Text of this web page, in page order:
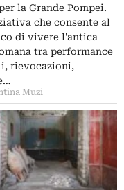
la Grande Pompei.
che consente al
di vivere l'antica
tra performance
rievocazioni,
Muzi